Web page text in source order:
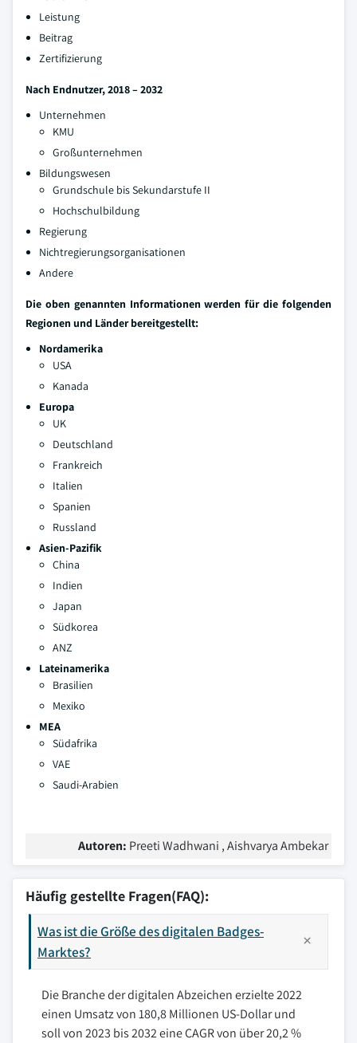
Leistung
Beitrag
Zertifizierung
Nach Endnutzer, 2018 – 2032
Unternehmen
KMU
Großunternehmen
Bildungswesen
Grundschule bis Sekundarstufe II
Hochschulbildung
Regierung
Nichtregierungsorganisationen
Andere
Die oben genannten Informationen werden für die folgenden
Regionen und Länder bereitgestellt:
Nordamerika
USA
Kanada
Europa
UK
Deutschland
Frankreich
Italien
Spanien
Russland
Asien-Pazifik
China
Indien
Japan
Südkorea
ANZ
Lateinamerika
Brasilien
Mexiko
MEA
Südafrika
VAE
Saudi-Arabien
Autoren: Preeti Wadhwani , Aishvarya Ambekar
Häufig gestellte Fragen(FAQ):
Was ist die Größe des digitalen Badges-
Marktes?
Die Branche der digitalen Abzeichen erzielte 2022
einen Umsatz von 180,8 Millionen US-Dollar und
soll von 2023 bis 2032 eine CAGR von über 20,2 %